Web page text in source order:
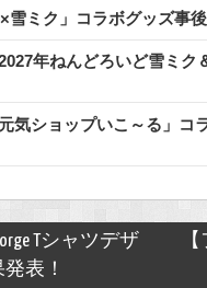
雪ミク」コラボグッズ事
年ねんどろいど雪ミ
気ショップいこ～る」コ
Forge Tシャツデザ
表！